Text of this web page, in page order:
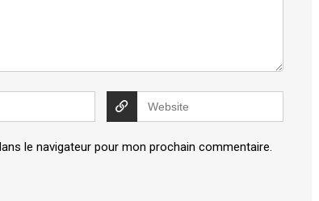
le navigateur pour mon prochain commentaire.